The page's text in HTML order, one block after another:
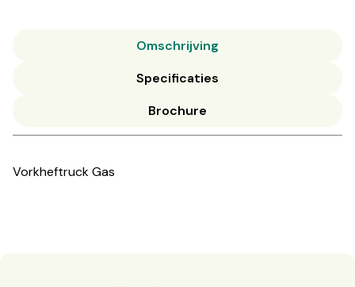
Omschrijving
Specificaties
Brochure
Vorkheftruck Gas